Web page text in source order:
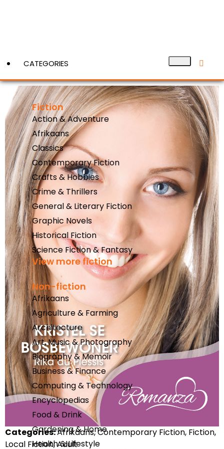
CATEGORIES
Fiction
Action & Adventure
Afrikaans
Classics
Contemporary Fiction
Crafts & Hobbies
Crime & Thrillers
General & Literary Fiction
Graphic Novels
Historical Fiction
Science Fiction & Fantasy
View more fiction
Non-fiction
Afrikaans
Agriculture & Farming
Architecture
Art, Music & Photography
Biography & Memoir
Business & Finance
Computing & Technology
Encyclopedias
Food & Drink
Gardening & Home
Health & Lifestyle
View More
Categories:Afrikaans, Contemporary Fiction, Fiction,
Local Fiction, Adult